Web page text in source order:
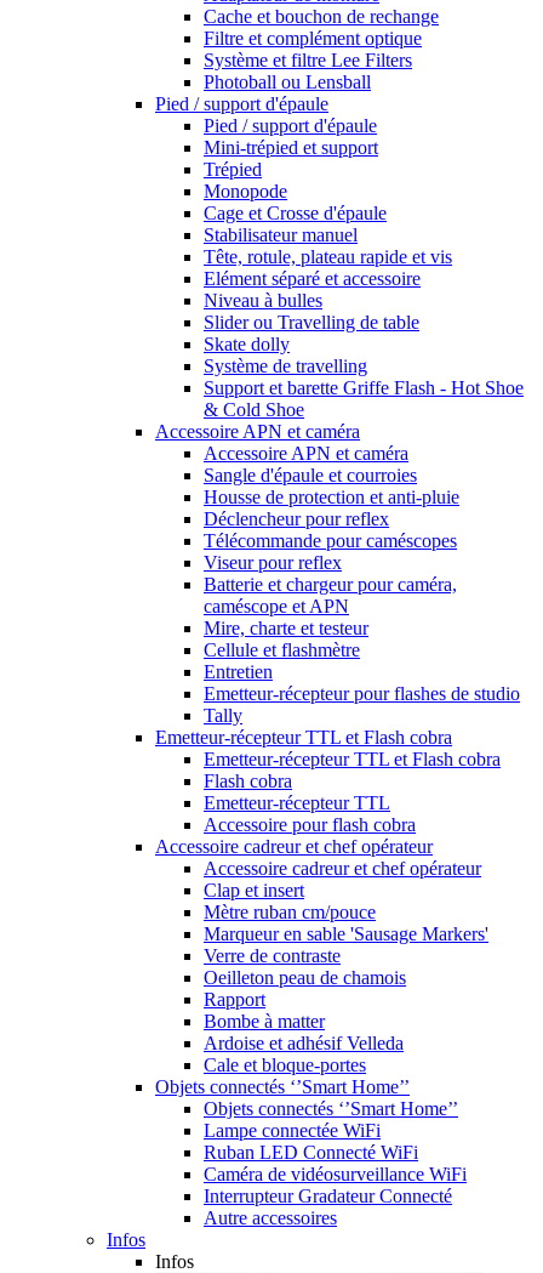
Cache et bouchon de rechange
Filtre et complément optique
Système et filtre Lee Filters
Photoball ou Lensball
Pied / support d'épaule
Pied / support d'épaule
Mini-trépied et support
Trépied
Monopode
Cage et Crosse d'épaule
Stabilisateur manuel
Tête, rotule, plateau rapide et vis
Elément séparé et accessoire
Niveau à bulles
Slider ou Travelling de table
Skate dolly
Système de travelling
Support et barette Griffe Flash - Hot Shoe
& Cold Shoe
Accessoire APN et caméra
Accessoire APN et caméra
Sangle d'épaule et courroies
Housse de protection et anti-pluie
Déclencheur pour reflex
Télécommande pour caméscopes
Viseur pour reflex
Batterie et chargeur pour caméra,
caméscope et APN
Mire, charte et testeur
Cellule et flashmètre
Entretien
Emetteur-récepteur pour flashes de studio
Tally
Emetteur-récepteur TTL et Flash cobra
Emetteur-récepteur TTL et Flash cobra
Flash cobra
Emetteur-récepteur TTL
Accessoire pour flash cobra
Accessoire cadreur et chef opérateur
Accessoire cadreur et chef opérateur
Clap et insert
Mètre ruban cm/pouce
Marqueur en sable 'Sausage Markers'
Verre de contraste
Oeilleton peau de chamois
Rapport
Bombe à matter
Ardoise et adhésif Velleda
Cale et bloque-portes
Objets connectés ‘’Smart Home’’
Objets connectés ‘’Smart Home’’
Lampe connectée WiFi
Ruban LED Connecté WiFi
Caméra de vidéosurveillance WiFi
Interrupteur Gradateur Connecté
Autre accessoires
Infos
Infos